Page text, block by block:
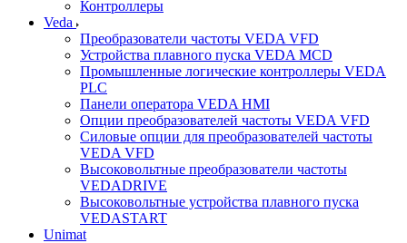
Контроллеры
Veda
Преобразователи частоты VEDA VFD
Устройства плавного пуска VEDA MCD
Промышленные логические контроллеры VEDA
PLC
Панели оператора VEDA HMI
Опции преобразователей частоты VEDA VFD
Силовые опции для преобразователей частоты
VEDA VFD
Высоковольтные преобразователи частоты
VEDADRIVE
Высоковольтные устройства плавного пуска
VEDASTART
Unimat